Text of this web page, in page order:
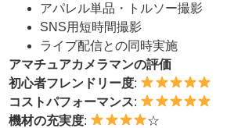
アパレル単品・トルソー撮影
SNS用短時間撮影
ライブ配信との同時実施
アマチュアカメラマンの評価
初心者フレンドリー度:
コストパフォーマンス:
機材の充実度: ☆